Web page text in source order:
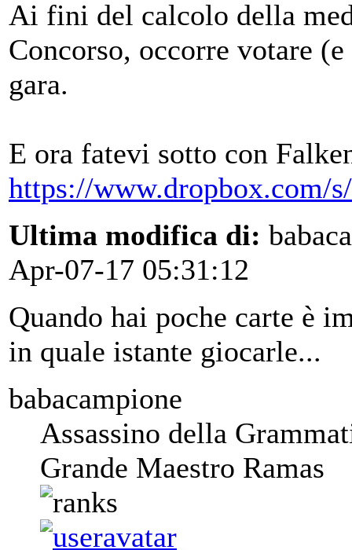
Ai fini del calcolo della
Concorso, occorre votare
gara.
E ora fatevi sotto con
https://www.dropbox.com/
Ultima modifica di:
Apr-07-17 05:31:12
Quando hai poche carte è
in quale istante giocarle...
babacampione
Assassino della
Grande Maestro Ramas